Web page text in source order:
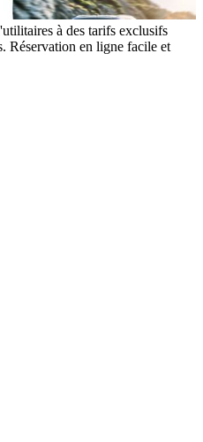
à des tarifs exclusifs
Réservation en ligne facile et